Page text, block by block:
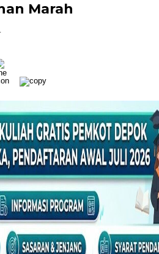
Marah